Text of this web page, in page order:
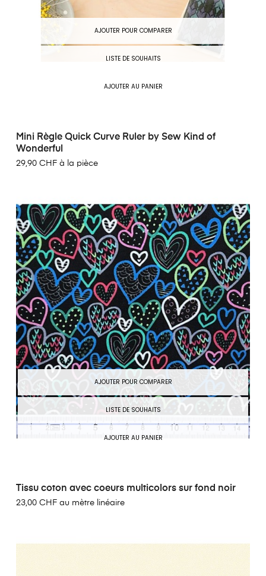
AJOUTER POUR COMPARER
LISTE DE SOUHAITS
AJOUTER AU PANIER
Mini Règle Quick Curve Ruler by Sew Kind of
Wonderful
29,90 CHF à la pièce
AJOUTER POUR COMPARER
LISTE DE SOUHAITS
AJOUTER AU PANIER
Tissu coton avec coeurs multicolors sur fond noir
23,00 CHF au mètre linéaire